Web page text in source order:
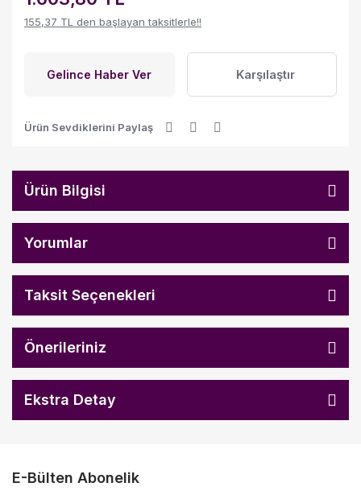
155,37 TL den başlayan taksitlerle!!
Gelince Haber Ver Karşılaştır
Ürün Sevdiklerini Paylaş
Ürün Bilgisi
Yorumlar
Taksit Seçenekleri
Önerileriniz
Ekstra Detay
E-Bülten Abonelik